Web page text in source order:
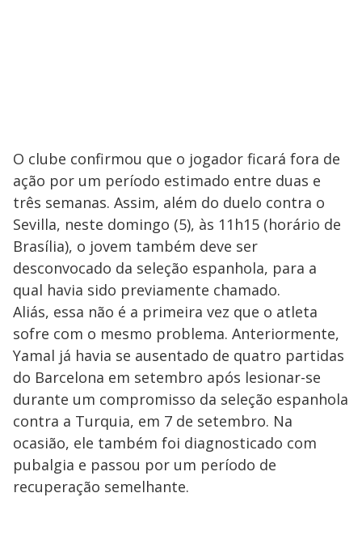
O clube confirmou que o jogador ficará fora de
ação por um período estimado entre duas e
três semanas. Assim, além do duelo contra o
Sevilla, neste domingo (5), às 11h15 (horário de
Brasília), o jovem também deve ser
desconvocado da seleção espanhola, para a
qual havia sido previamente chamado.
Aliás, essa não é a primeira vez que o atleta
sofre com o mesmo problema. Anteriormente,
Yamal já havia se ausentado de quatro partidas
do Barcelona em setembro após lesionar-se
durante um compromisso da seleção espanhola
contra a Turquia, em 7 de setembro. Na
ocasião, ele também foi diagnosticado com
pubalgia e passou por um período de
recuperação semelhante.